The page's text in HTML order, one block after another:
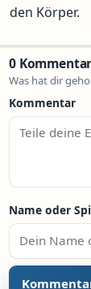
den Körper.
0
Was hat dir
Kommentar
Name oder